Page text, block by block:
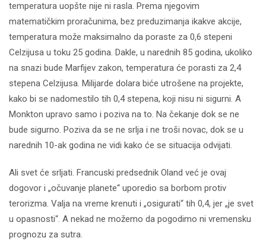
temperatura uopšte nije ni rasla. Prema njegovim
matematičkim proračunima, bez preduzimanja ikakve akcije,
temperatura može maksimalno da poraste za 0,6 stepeni
Celzijusa u toku 25 godina. Dakle, u narednih 85 godina, ukoliko
na snazi bude Marfijev zakon, temperatura će porasti za 2,4
stepena Celzijusa. Milijarde dolara biće utrošene na projekte,
kako bi se nadomestilo tih 0,4 stepena, koji nisu ni sigurni. A
Monkton upravo samo i poziva na to. Na čekanje dok se ne
bude sigurno. Poziva da se ne srlja i ne troši novac, dok se u
narednih 10-ak godina ne vidi kako će se situacija odvijati.
Ali svet će srljati. Francuski predsednik Oland već je ovaj
dogovor i „očuvanje planete“ uporedio sa borbom protiv
terorizma. Valja na vreme krenuti i „osigurati“ tih 0,4, jer „je svet
u opasnosti“. A nekad ne možemo da pogodimo ni vremensku
prognozu za sutra.